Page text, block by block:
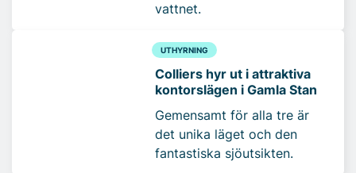
vattnet.
UTHYRNING
Colliers hyr ut i attraktiva
kontorslägen i Gamla Stan
Gemensamt för alla tre är
det unika läget och den
fantastiska sjöutsikten.